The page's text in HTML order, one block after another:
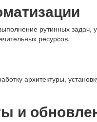
рутинных
ресурсов.
архитектуры,
и